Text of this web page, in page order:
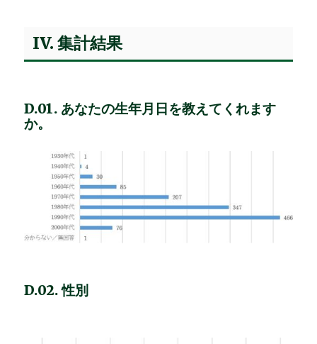
IV. 集計結果
D.01. あなたの生年月日を教えてくれます
か。
D.02. 性別